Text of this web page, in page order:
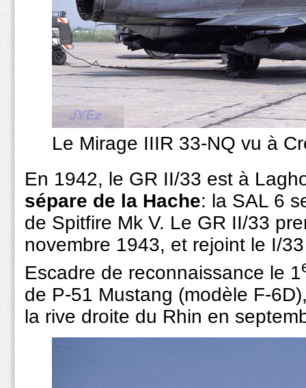
Le Mirage IIIR 33-NQ vu à
En 1942, le GR II/33 est à
sépare de la Hache: la SAL 6
de Spitfire Mk V. Le GR II/33
novembre 1943, et rejoint le I/
Escadre de reconnaissance le 1
de P-51 Mustang (modèle F-
la rive droite du Rhin en